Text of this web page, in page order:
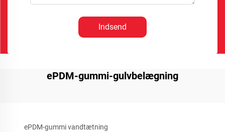
Indsend
ePDM-gummi-gulvbelægning
ePDM-gummi vandtætning